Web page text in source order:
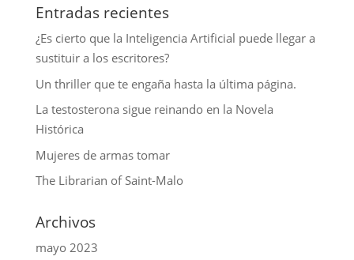
Entradas recientes
¿Es cierto que la Inteligencia Artificial puede llegar a
sustituir a los escritores?
Un thriller que te engaña hasta la última página.
La testosterona sigue reinando en la Novela
Histórica
Mujeres de armas tomar
The Librarian of Saint-Malo
Archivos
mayo 2023